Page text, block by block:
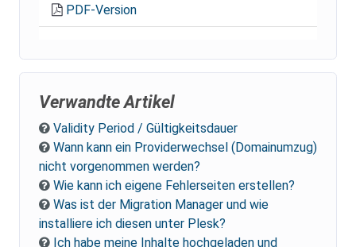
PDF-Version
Verwandte Artikel
Validity Period / Gültigkeitsdauer
Wann kann ein Providerwechsel (Domainumzug)
nicht vorgenommen werden?
Wie kann ich eigene Fehlerseiten erstellen?
Was ist der Migration Manager und wie
installiere ich diesen unter Plesk?
Ich habe meine Inhalte hochgeladen und